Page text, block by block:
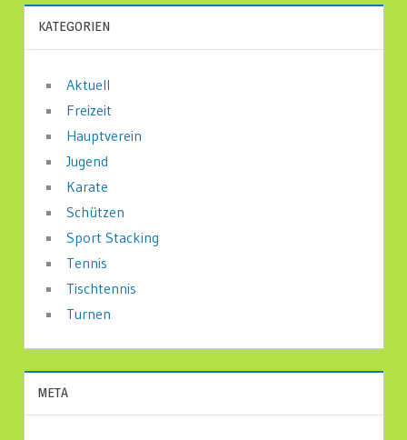
KATEGORIEN
Aktuell
Freizeit
Hauptverein
Jugend
Karate
Schützen
Sport Stacking
Tennis
Tischtennis
Turnen
META